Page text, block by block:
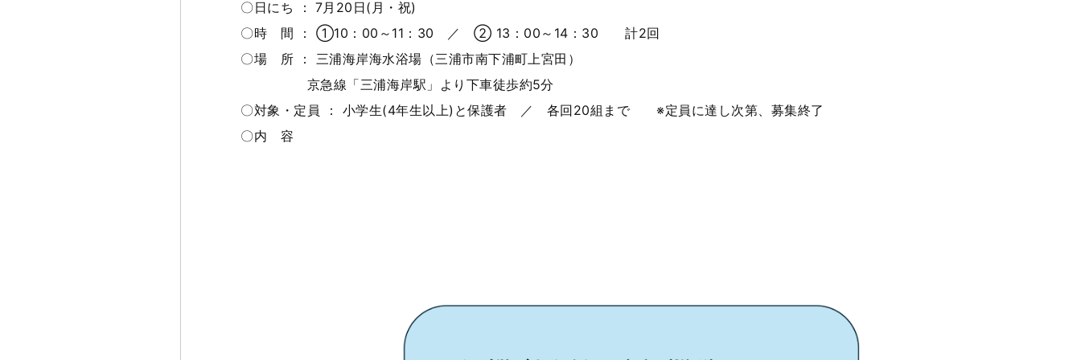
〇日にち ： 7月20日(月・祝)
〇時 間 ：
①10：00～11：30 ／ ② 13：00～14：30 計2回
〇場 所 ： 三浦海岸海水浴場（三浦市南下浦町上宮田）
京急線「三浦海岸駅」より下車徒歩約5分
〇対象・定員 ： 小学生(4年生以上)と保護者 ／ 各回20組まで ※定員に達し次第、募集終了
〇内 容